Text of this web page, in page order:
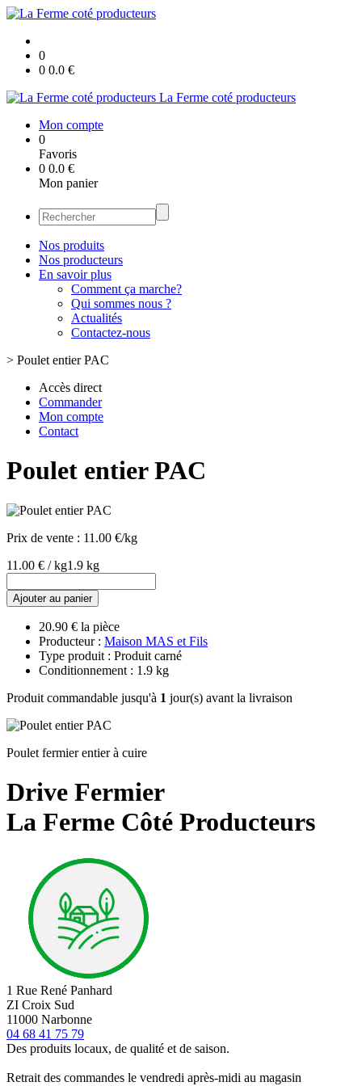
0
0 0.0 €
La Ferme coté producteurs
Mon compte
0
Favoris
0 0.0 €
Mon panier
Nos produits
Nos producteurs
En savoir plus
Comment ça marche?
Qui sommes nous ?
Actualités
Contactez-nous
> Poulet entier PAC
Accès direct
Commander
Mon compte
Contact
Poulet entier PAC
Prix de vente : 11.00 €/kg
11.00 € / kg1.9 kg
Ajouter au panier
20.90 € la pièce
Producteur : Maison MAS et Fils
Type produit : Produit carné
Conditionnement : 1.9 kg
Produit commandable jusqu'à 1 jour(s) avant la livraison
Poulet fermier entier à cuire
Drive Fermier
La Ferme Côté Producteurs
1 Rue René Panhard
ZI Croix Sud
11000 Narbonne
04 68 41 75 79
Des produits locaux, de qualité et de saison.
Retrait des commandes le vendredi après-midi au magasin